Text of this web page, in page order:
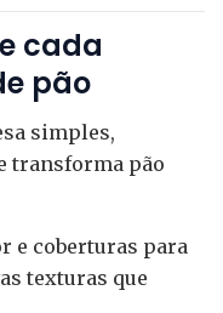
cada
pão
simples,
transforma pão
e coberturas para
texturas que